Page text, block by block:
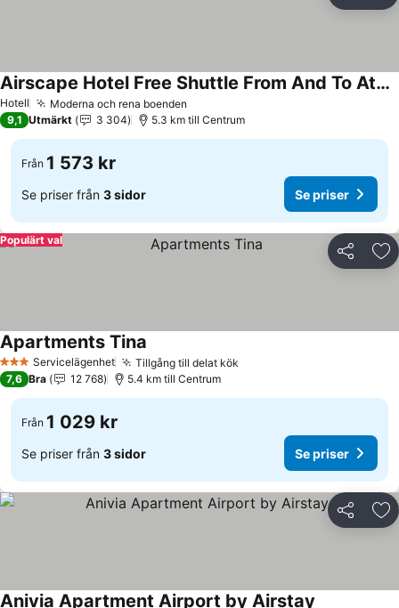
Hotell Moderna och rena boenden
Airscape Hotel Free Shuttle From And To Athen's Airport
9,1 Utmärkt 3 304 5.3 km till Centrum
Från 1 573 kr
Se priser från 3 sidor Se priser
Dela
Populärt val
3 StjärnorServicelägenhet Tillgång till delat kök
Apartments Tina
7,6 Bra 12 768 5.4 km till Centrum
Från 1 029 kr
Se priser från 3 sidor Se priser
Dela
Anivia Apartment Airport by Airstay